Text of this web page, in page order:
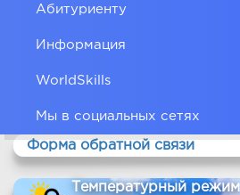
Абитуриенту
Информация
WorldSkills
Мы в социальных сетях
Форма обратной связи
Температурный режим